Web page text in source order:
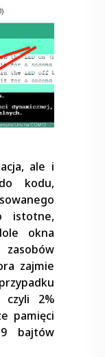
ale i
kodu,
istotne,
okna
zajmie
2%
pamięci
bajtów